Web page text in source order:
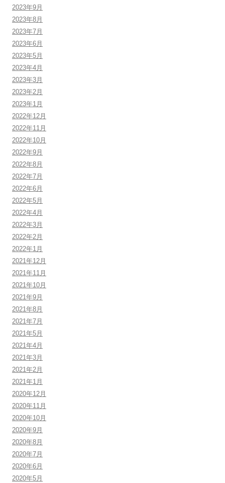
2023年9月
2023年8月
2023年7月
2023年6月
2023年5月
2023年4月
2023年3月
2023年2月
2023年1月
2022年12月
2022年11月
2022年10月
2022年9月
2022年8月
2022年7月
2022年6月
2022年5月
2022年4月
2022年3月
2022年2月
2022年1月
2021年12月
2021年11月
2021年10月
2021年9月
2021年8月
2021年7月
2021年5月
2021年4月
2021年3月
2021年2月
2021年1月
2020年12月
2020年11月
2020年10月
2020年9月
2020年8月
2020年7月
2020年6月
2020年5月